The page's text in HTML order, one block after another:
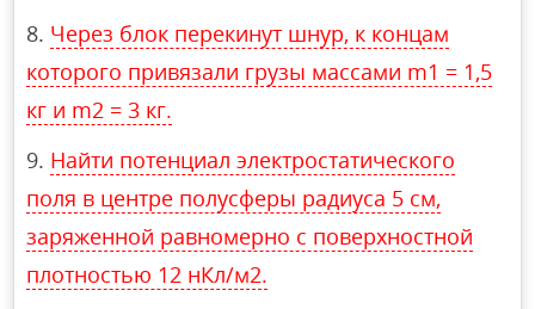
Через блок перекинут шнур, к концам
которого привязали грузы массами m1 = 1,5
кг и m2 = 3 кг.
Найти потенциал электростатического
поля в центре полусферы радиуса 5 см,
заряженной равномерно с поверхностной
плотностью 12 нКл/м2.